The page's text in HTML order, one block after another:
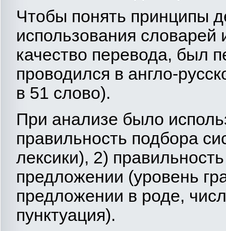
Чтобы понять принципы
использования словарей
качество перевода, был
проводился в англо-
в 51 слово).
При анализе было
правильность подбора
лексики), 2)
предложении (уровень
предложении в роде,
пунктуация).